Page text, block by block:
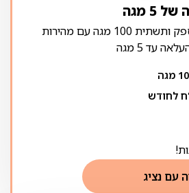
חבילת אינטרנט ספק ותשתית 100 מגה עם מהירות
עד 5 מגה
עם נציג